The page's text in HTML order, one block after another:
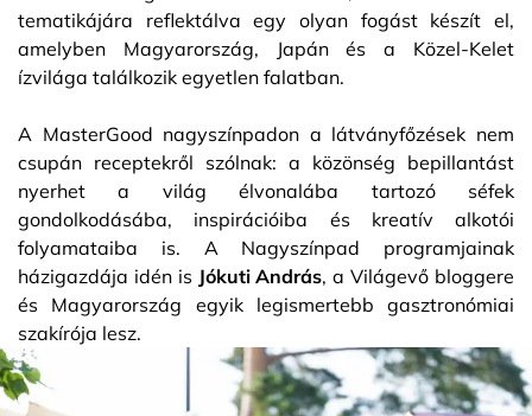
tematikájára reflektálva egy olyan fogást készít el,
amelyben Magyarország, Japán és a Közel-Kelet
ízvilága találkozik egyetlen falatban.
A MasterGood nagyszínpadon a látványfőzések nem
csupán receptekről szólnak: a közönség bepillantást
nyerhet a világ élvonalába tartozó séfek
gondolkodásába, inspirációiba és kreatív alkotói
folyamataiba is. A Nagyszínpad programjainak
házigazdája idén is Jókuti András, a Világevő bloggere
és Magyarország egyik legismertebb gasztronómiai
szakírója lesz.